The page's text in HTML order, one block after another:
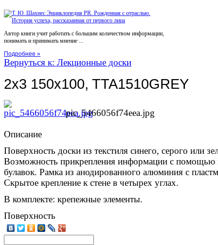
Автор книги учит работать с большим количеством информации,
понимать и принимать мнение ...
Подробнее »
Вернуться к: Лекционные доски
2x3 150x100, TTA1510GREY
pic_5466056f74eea.jpg
Описание
Поверхность доски из текстиля синего, серого или
Возможность прикрепления информации с помощью
булавок. Рамка из анодированного алюминия с
Скрытое крепление к стене в четырех углах.
В комплекте: крепежные элементы.
Поверхность